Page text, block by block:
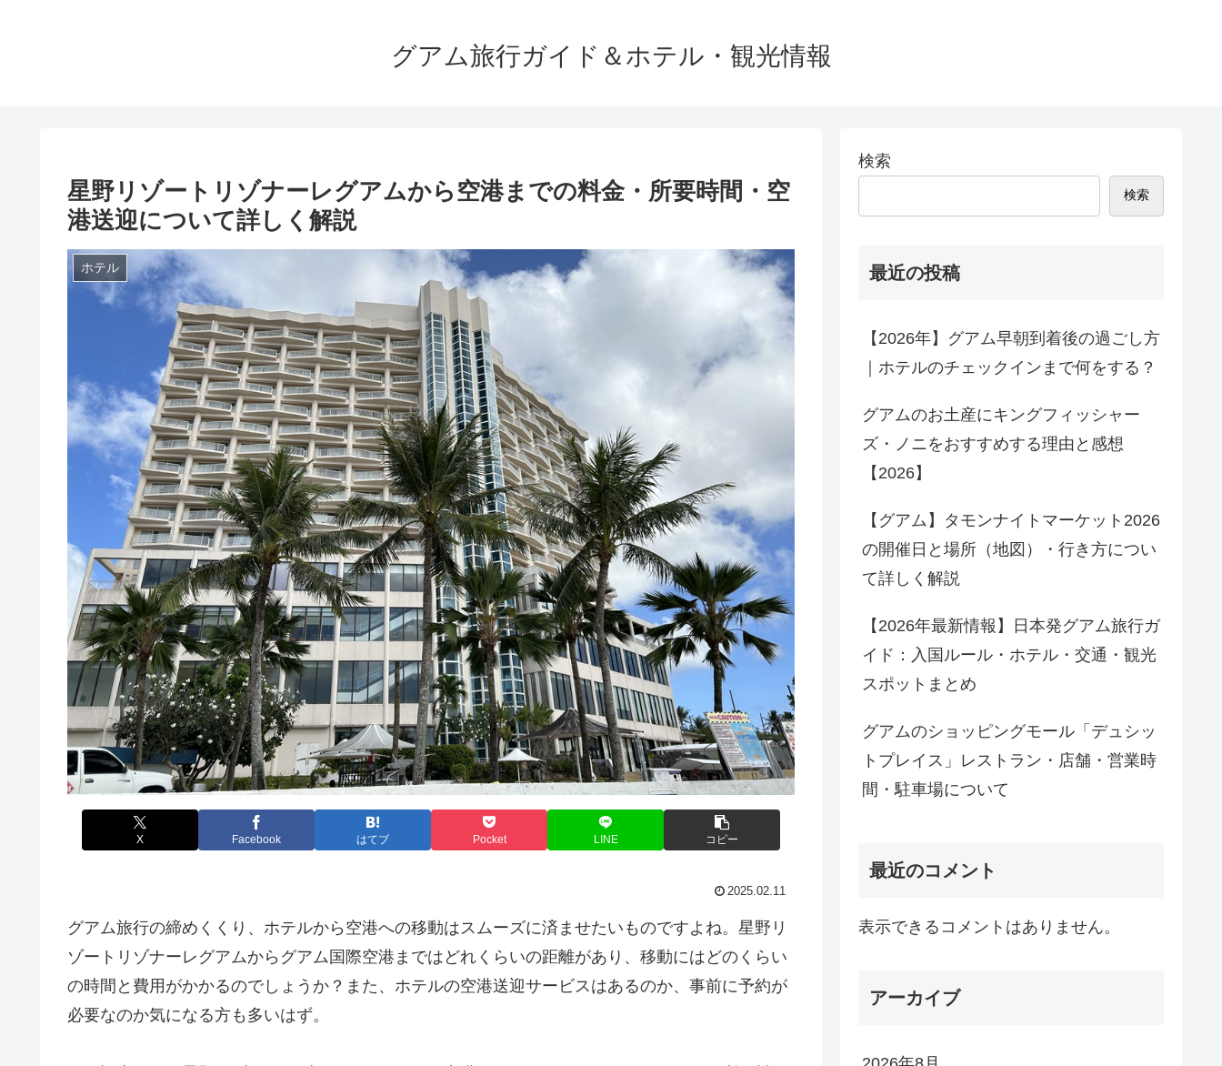
グアム旅行ガイド＆ホテル・観光情報
星野リゾートリゾナーレグアムから空港までの料金・所要時間・空
港送迎について詳しく解説
ホテル
X Facebook はてブ Pocket LINE コピー
2025.02.11
グアム旅行の締めくくり、ホテルから空港への移動はスムーズに済ませたいものですよね。星野リ
ゾートリゾナーレグアムからグアム国際空港まではどれくらいの距離があり、移動にはどのくらい
の時間と費用がかかるのでしょうか？また、ホテルの空港送迎サービスはあるのか、事前に予約が
必要なのか気になる方も多いはず。
検索
検索
最近の投稿
【2026年】グアム早朝到着後の過ごし方
｜ホテルのチェックインまで何をする？
グアムのお土産にキングフィッシャー
ズ・ノニをおすすめする理由と感想
【2026】
【グアム】タモンナイトマーケット2026
の開催日と場所（地図）・行き方につい
て詳しく解説
【2026年最新情報】日本発グアム旅行ガ
イド：入国ルール・ホテル・交通・観光
スポットまとめ
グアムのショッピングモール「デュシッ
トプレイス」レストラン・店舗・営業時
間・駐車場について
最近のコメント
表示できるコメントはありません。
アーカイブ